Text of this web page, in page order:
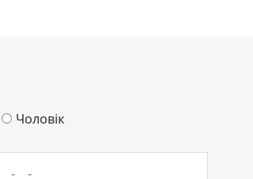
Чоловік